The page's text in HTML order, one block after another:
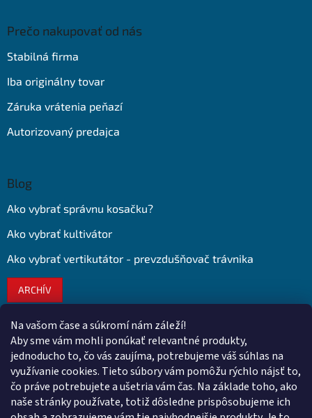
Na vašom čase a súkromí nám záleží!
Aby sme vám mohli ponúkať relevantné produkty,
jednoducho to, čo vás zaujíma, potrebujeme váš súhlas na
využívanie cookies. Tieto súbory vám pomôžu rýchlo nájsť to,
čo práve potrebujete a ušetria vám čas. Na základe toho, ako
naše stránky používate, totiž dôsledne prispôsobujeme ich
Prečo nakupovať od nás
Stabilná firma
Iba originálny tovar
Záruka vrátenia peňazí
Autorizovaný predajca
Blog
Ako vybrať správnu kosačku?
Ako vybrať kultivátor
Ako vybrať vertikutátor - prevzdušňovač trávnika
ARCHÍV
Kontakt
obchod@ euroshopy.sk
0911 931 019
0911 931 019